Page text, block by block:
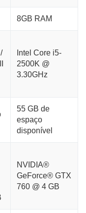
8GB RAM
Intel Core i5-
2500K @
3.30GHz
55 GB de
espaço
disponível
NVIDIA®
GeForce® GTX
760 @ 4 GB